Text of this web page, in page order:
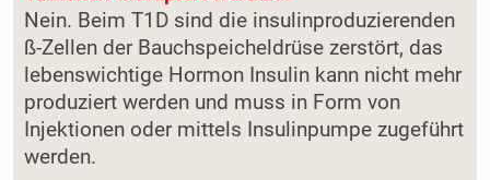
Nein. Beim T1D sind die insulinproduzierenden
ß-Zellen der Bauchspeicheldrüse zerstört, das
lebenswichtige Hormon Insulin kann nicht mehr
produziert werden und muss in Form von
Injektionen oder mittels Insulinpumpe zugeführt
werden.